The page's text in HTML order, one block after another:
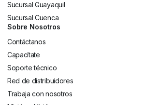
Sucursal Guayaquil
Sucursal Cuenca
Sobre Nosotros
Contáctanos
Capacítate
Soporte técnico
Red de distribuidores
Trabaja con nosotros